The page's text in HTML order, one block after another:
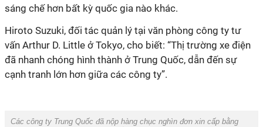
sáng chế hơn bất kỳ quốc gia nào khác.
Hiroto Suzuki, đối tác quản lý tại văn phòng công ty tư
vấn Arthur D. Little ở Tokyo, cho biết: “Thị trường xe điện
đã nhanh chóng hình thành ở Trung Quốc, dẫn đến sự
cạnh tranh lớn hơn giữa các công ty”.
Các công ty Trung Quốc đã nộp hàng chục nghìn đơn xin cấp bằng